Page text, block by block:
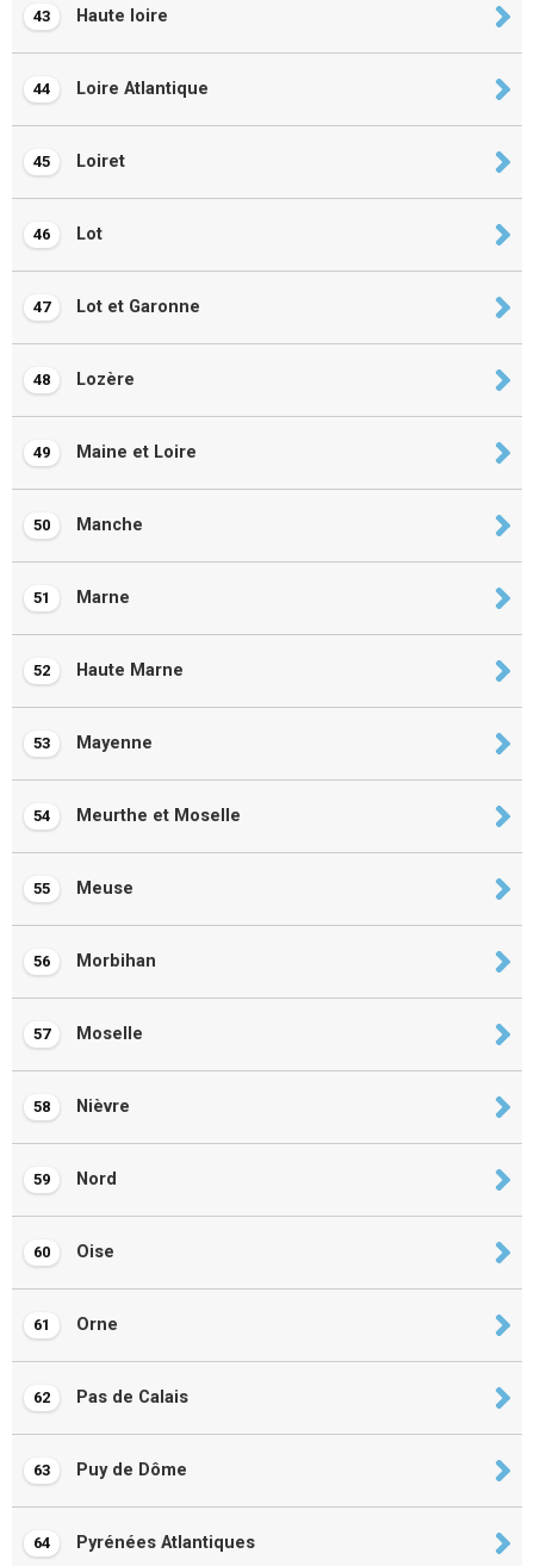
43 Haute loire
44 Loire Atlantique
45 Loiret
46 Lot
47 Lot et Garonne
48 Lozère
49 Maine et Loire
50 Manche
51 Marne
52 Haute Marne
53 Mayenne
54 Meurthe et Moselle
55 Meuse
56 Morbihan
57 Moselle
58 Nièvre
59 Nord
60 Oise
61 Orne
62 Pas de Calais
63 Puy de Dôme
64 Pyrénées Atlantiques